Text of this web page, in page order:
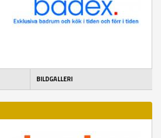
BILDGALLERI